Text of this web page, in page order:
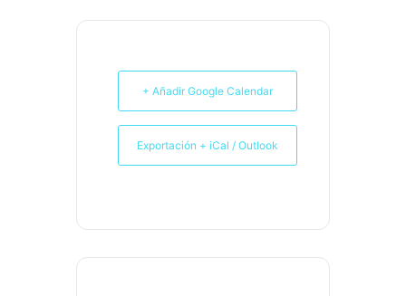
+ Añadir Google Calendar
Exportación + iCal / Outlook